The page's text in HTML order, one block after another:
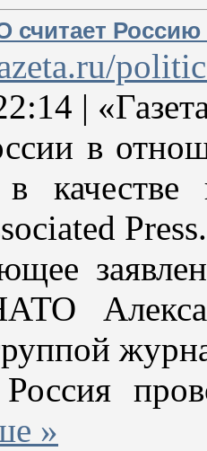
считает
|
в
качестве
Press.
»